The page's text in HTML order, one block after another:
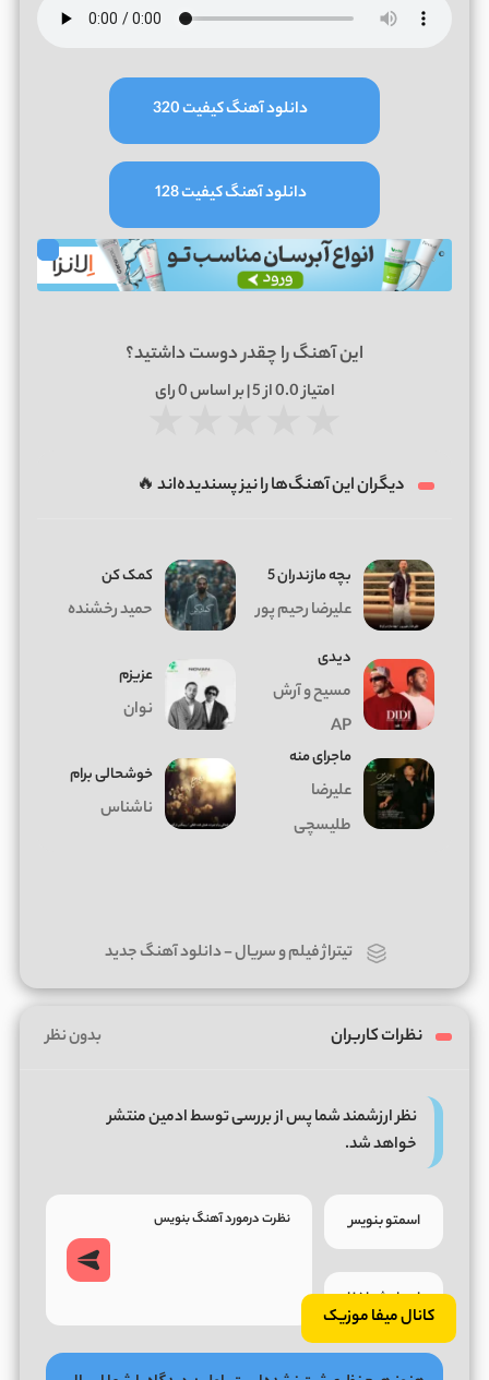
کانال میفا موزیک
دانلود آهنگ کیفیت 320
دانلود آهنگ کیفیت 128
این آهنگ را چقدر دوست داشتید؟
امتیاز0.0از 5 | بر اساس 0رای
دیگران این آهنگ‌ها را نیز پسندیده‌اند 🔥
بچه مازندران 5
علیرضا رحیم پور
کمک کن
حمید رخشنده
دیدی
مسیح و آرش
AP
عزیزم
نوان
ماجرای منه
علیرضا
طلیسچی
خوشحالی برام
ناشناس
تیتراژ فیلم و سریال-دانلود آهنگ جدید
نظرات کاربران بدون نظر
نظر ارزشمند شما پس از بررسی توسط ادمین منتشر
خواهد شد.